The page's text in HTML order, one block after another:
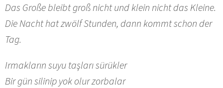
Das Große bleibt groß nicht und klein nicht das Kleine.
Die Nacht hat zwölf Stunden, dann kommt schon der
Tag.
Irmakların suyu taşları sürükler
Bir gün silinip yok olur zorbalar